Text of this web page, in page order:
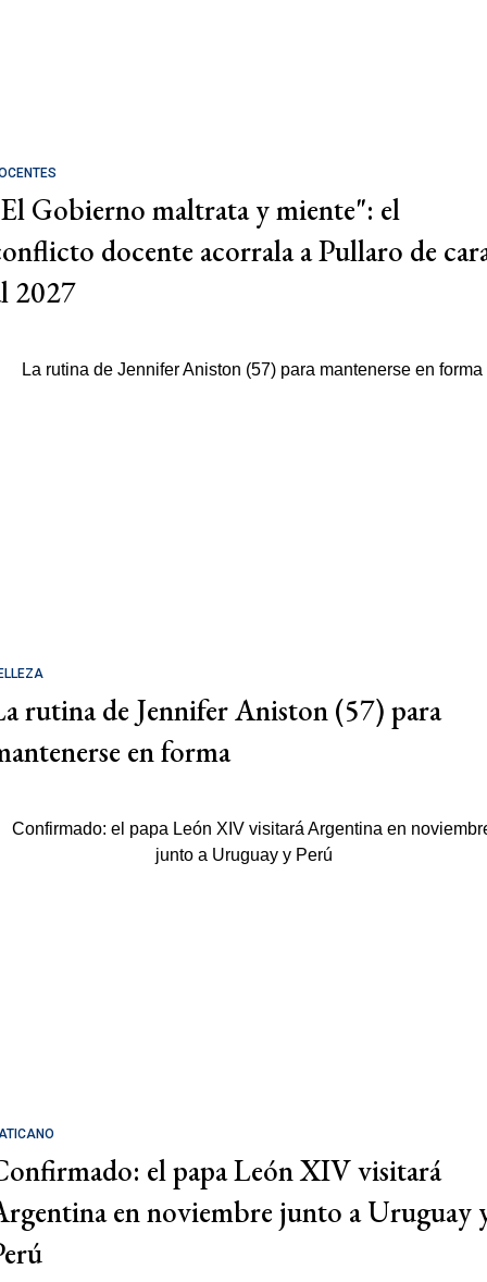
Gobierno maltrata y miente": el
docente acorrala a Pullaro de
2027
rutina de Jennifer Aniston (57) para
en forma
el papa León XIV visitará
en noviembre junto a Uruguay